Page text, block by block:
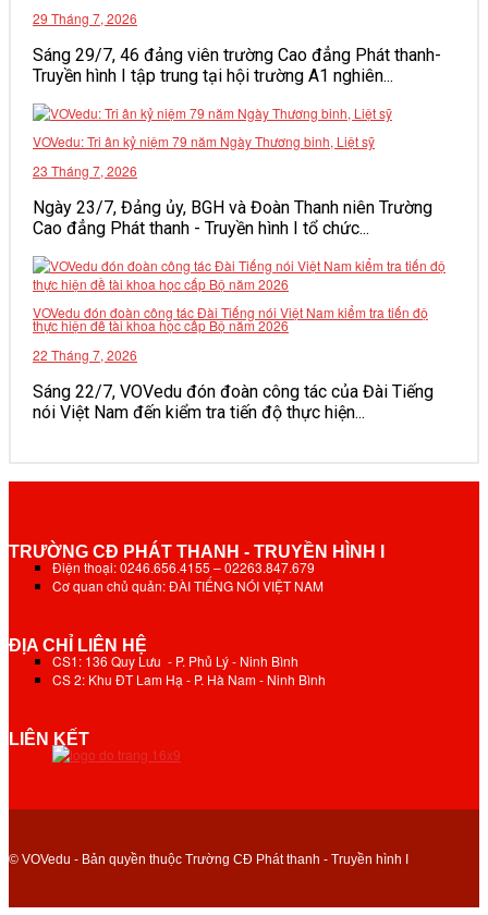
THƯ VIỆN
29 Tháng 7, 2026
Sáng 29/7, 46 đảng viên trường Cao đẳng Phát thanh-
Truyền hình I tập trung tại hội trường A1 nghiên...
VOVedu: Tri ân kỷ niệm 79 năm Ngày Thương binh, Liệt sỹ
23 Tháng 7, 2026
Ngày 23/7, Đảng ủy, BGH và Đoàn Thanh niên Trường
Cao đẳng Phát thanh - Truyền hình I tổ chức...
VOVedu đón đoàn công tác Đài Tiếng nói Việt Nam kiểm tra tiến độ
thực hiện đề tài khoa học cấp Bộ năm 2026
22 Tháng 7, 2026
Sáng 22/7, VOVedu đón đoàn công tác của Đài Tiếng
nói Việt Nam đến kiểm tra tiến độ thực hiện...
TRƯỜNG CĐ PHÁT THANH - TRUYỀN HÌNH I
Điện thoại: 0246.656.4155 – 02263.847.679
Cơ quan chủ quản: ĐÀI TIẾNG NÓI VIỆT NAM
ĐỊA CHỈ LIÊN HỆ
CS1: 136 Quy Lưu - P. Phủ Lý - Ninh Bình
CS 2: Khu ĐT Lam Hạ - P. Hà Nam - Ninh Bình
LIÊN KẾT
© VOVedu - Bản quyền thuộc Trường CĐ Phát thanh - Truyền hình I